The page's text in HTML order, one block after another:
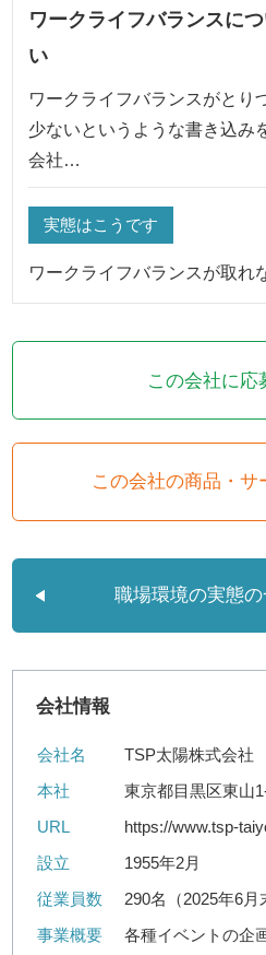
ワークライフバランスに
い
ワークライフバランスがとり
少ないというような書き込み
会社…
実態はこうです
ワークライフバランスが取
この会社に応
この会社の商品・サ
職場環境の実態
会社情報
会社名
TSP太陽株式会社
本社
東京都目黒区東山
URL
https://www.tsp-
設立
1955年2月
従業員数
290名（2025年6月
事業概要
各種イベントの企